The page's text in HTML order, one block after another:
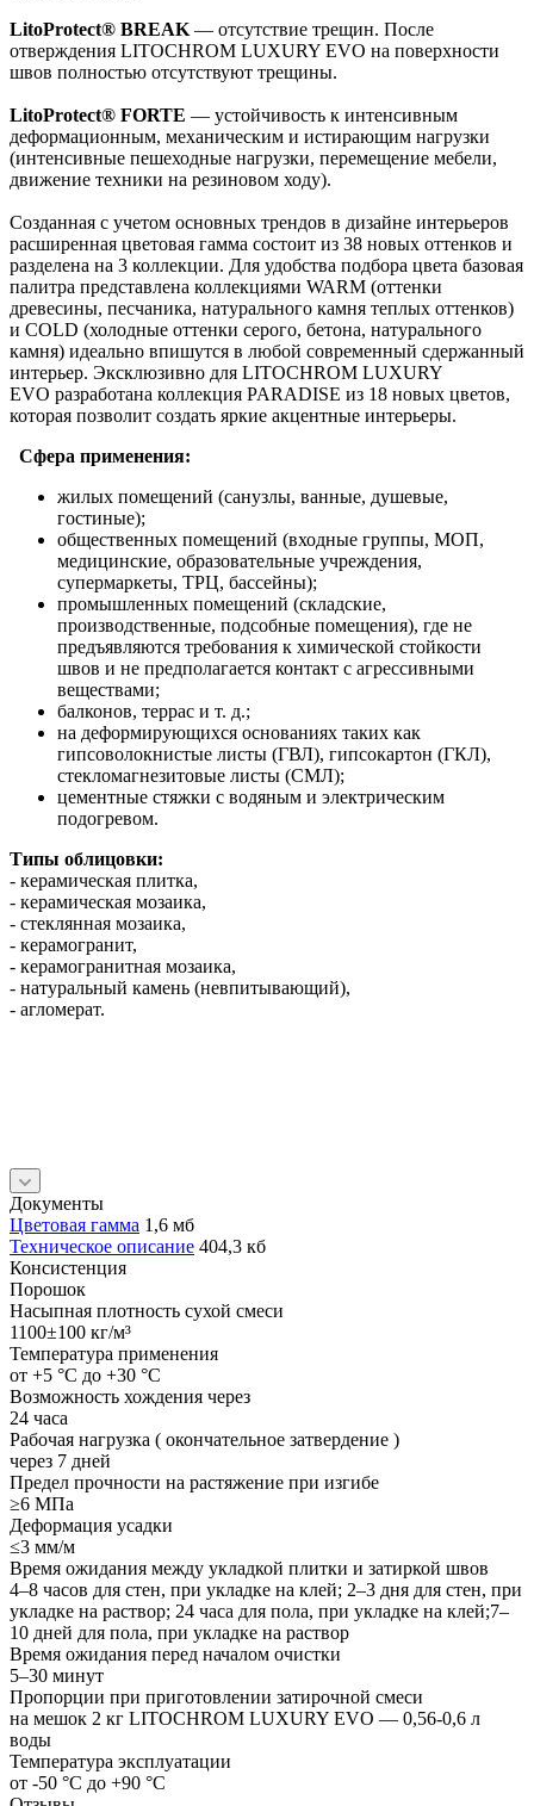
LitoProtect® BREAK — отсутствие трещин. После
отверждения LITOCHROM LUXURY EVO на поверхности
швов полностью отсутствуют трещины.
LitoProtect® FORTE — устойчивость к интенсивным
деформационным, механическим и истирающим нагрузки
(интенсивные пешеходные нагрузки, перемещение мебели,
движение техники на резиновом ходу).
Созданная с учетом основных трендов в дизайне интерьеров
расширенная цветовая гамма состоит из 38 новых оттенков и
разделена на 3 коллекции. Для удобства подбора цвета базовая
палитра представлена коллекциями WARM (оттенки
древесины, песчаника, натурального камня теплых оттенков)
и COLD (холодные оттенки серого, бетона, натурального
камня) идеально впишутся в любой современный сдержанный
интерьер. Эксклюзивно для LITOCHROM LUXURY
EVO разработана коллекция PARADISE из 18 новых цветов,
которая позволит создать яркие акцентные интерьеры.
Сфера применения:
жилых помещений (санузлы, ванные, душевые,
гостиные);
общественных помещений (входные группы, МОП,
медицинские, образовательные учреждения,
супермаркеты, ТРЦ, бассейны);
промышленных помещений (складские,
производственные, подсобные помещения), где не
предъявляются требования к химической стойкости
швов и не предполагается контакт с агрессивными
веществами;
балконов, террас и т. д.;
на деформирующихся основаниях таких как
гипсоволокнистые листы (ГВЛ), гипсокартон (ГКЛ),
стекломагнезитовые листы (СМЛ);
цементные стяжки с водяным и электрическим
подогревом.
Типы облицовки:
- керамическая плитка,
- керамическая мозаика,
- стеклянная мозаика,
- керамогранит,
- керамогранитная мозаика,
- натуральный камень (невпитывающий),
- агломерат.
Документы
Цветовая гамма 1,6 мб
Техническое описание 404,3 кб
Консистенция
Порошок
Насыпная плотность сухой смеси
1100±100 кг/м³
Температура применения
от +5 °C до +30 °C
Возможность хождения через
24 часа
Рабочая нагрузка ( окончательное затвердение )
через 7 дней
Предел прочности на растяжение при изгибе
≥6 МПа
Деформация усадки
≤3 мм/м
Время ожидания между укладкой плитки и затиркой швов
4–8 часов для стен, при укладке на клей; 2–3 дня для стен, при
укладке на раствор; 24 часа для пола, при укладке на клей;7–
10 дней для пола, при укладке на раствор
Время ожидания перед началом очистки
5–30 минут
Пропорции при приготовлении затирочной смеси
на мешок 2 кг LITOCHROM LUXURY EVO — 0,56-0,6 л
воды
Температура эксплуатации
от -50 °C до +90 °C